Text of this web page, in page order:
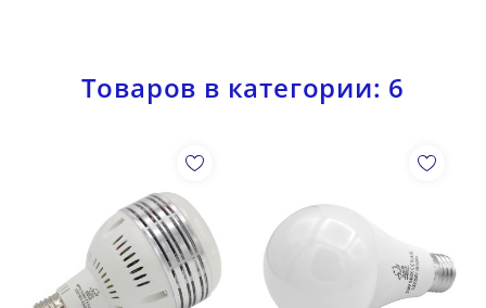
Товаров в категории: 6